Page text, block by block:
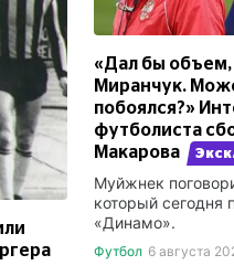
«Дал бы объем,
Миранчук.
побоялся?»
футболиста
Макарова
Муйжнек
который сегодня
«Динамо».
Футбол 6 августа